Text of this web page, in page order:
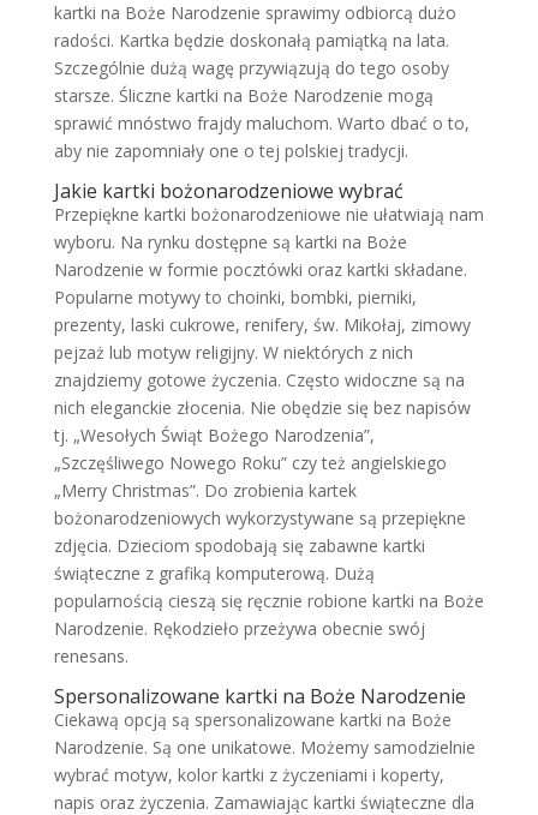
kartki na Boże Narodzenie sprawimy odbiorcą dużo
radości. Kartka będzie doskonałą pamiątką na lata.
Szczególnie dużą wagę przywiązują do tego osoby
starsze. Śliczne kartki na Boże Narodzenie mogą
sprawić mnóstwo frajdy maluchom. Warto dbać o to,
aby nie zapomniały one o tej polskiej tradycji.
Jakie kartki bożonarodzeniowe wybrać
Przepiękne kartki bożonarodzeniowe nie ułatwiają nam
wyboru. Na rynku dostępne są kartki na Boże
Narodzenie w formie pocztówki oraz kartki składane.
Popularne motywy to choinki, bombki, pierniki,
prezenty, laski cukrowe, renifery, św. Mikołaj, zimowy
pejzaż lub motyw religijny. W niektórych z nich
znajdziemy gotowe życzenia. Często widoczne są na
nich eleganckie złocenia. Nie obędzie się bez napisów
tj. „Wesołych Świąt Bożego Narodzenia”,
„Szczęśliwego Nowego Roku” czy też angielskiego
„Merry Christmas”. Do zrobienia kartek
bożonarodzeniowych wykorzystywane są przepiękne
zdjęcia. Dzieciom spodobają się zabawne kartki
świąteczne z grafiką komputerową. Dużą
popularnością cieszą się ręcznie robione kartki na Boże
Narodzenie. Rękodzieło przeżywa obecnie swój
renesans.
Spersonalizowane kartki na Boże Narodzenie
Ciekawą opcją są spersonalizowane kartki na Boże
Narodzenie. Są one unikatowe. Możemy samodzielnie
wybrać motyw, kolor kartki z życzeniami i koperty,
napis oraz życzenia. Zamawiając kartki świąteczne dla